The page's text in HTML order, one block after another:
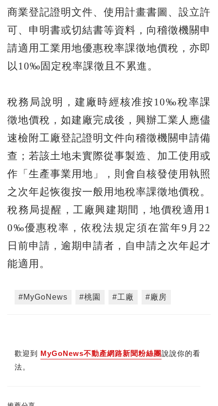
商業登記證明文件、使用計畫書圖、設立許
可、申明書或切結書等資料，向稽徵機關申
請適用工業用地優惠稅率課徵地價稅，亦即
以10‰固定稅率課徵且不累進。
稅務局說明，建廠時經核准按10‰稅率課
徵地價稅，如建廠完成後，興辦工業人應儘
速檢附工廠登記證明文件向稽徵機關申請備
查；若該土地未實際從事製造、加工使用或
作「生產事業用地」，則會自核發使用執照
之次年起恢復按一般用地稅率課徵地價稅。
稅務局提醒，工廠興建期間，地價稅適用1
0‰優惠稅率，依稅法規定須在當年9月22
日前申請，逾期申請者，自申請之次年起才
能適用。
#MyGoNews #桃園 #工廠 #廠房
歡迎到 MyGoNews不動產網路新聞粉絲團說說你的看
法。